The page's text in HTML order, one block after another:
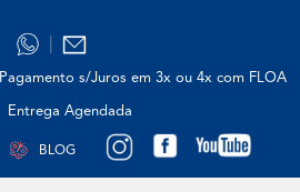
Pagamento s/Juros em 3x ou 4x com FLOA
Entrega Agendada
BLOG